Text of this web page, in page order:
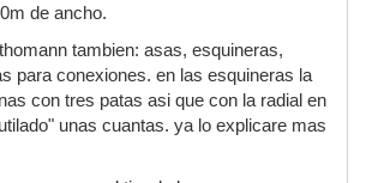
de ancho.
tambien: asas, esquineras,
para conexiones. en las esquineras la
con tres patas asi que con la radial en
unas cuantas. ya lo explicare mas